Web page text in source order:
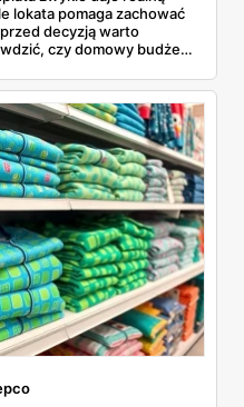
lokata pomaga zachować
decyzją warto
czy domowy budżet